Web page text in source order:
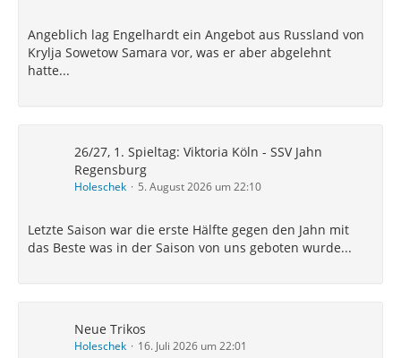
Angeblich lag Engelhardt ein Angebot aus Russland von
Krylja Sowetow Samara vor, was er aber abgelehnt
hatte...
26/27, 1. Spieltag: Viktoria Köln - SSV Jahn
Regensburg
Holeschek 5. August 2026 um 22:10
Letzte Saison war die erste Hälfte gegen den Jahn mit
das Beste was in der Saison von uns geboten wurde...
Neue Trikos
Holeschek 16. Juli 2026 um 22:01